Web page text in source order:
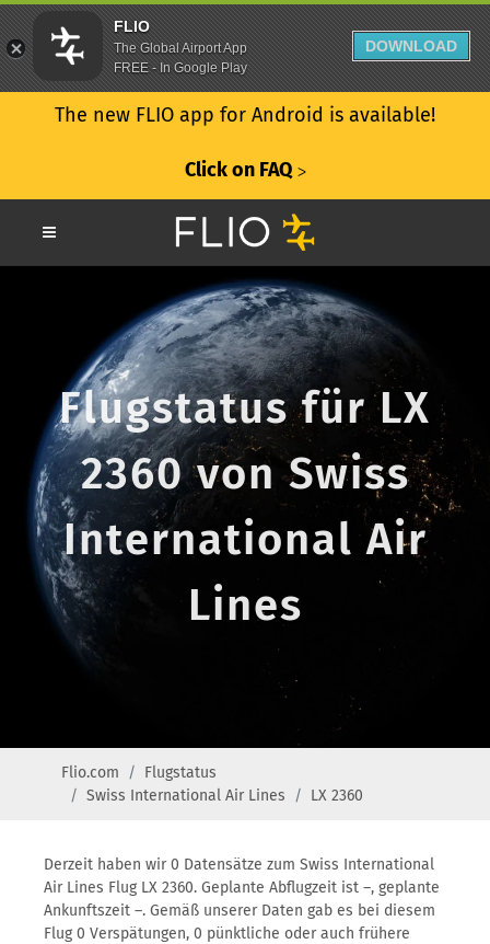
The new FLIO app for Android is available!
Click on FAQ ᐳ
Flugstatus für LX
2360 von Swiss
International Air
Lines
Flio.com
Flugstatus
Swiss International Air Lines
LX 2360
Derzeit haben wir 0 Datensätze zum Swiss International
Air Lines Flug LX 2360. Geplante Abflugzeit ist –, geplante
Ankunftszeit –. Gemäß unserer Daten gab es bei diesem
Flug 0 Verspätungen, 0 pünktliche oder auch frühere
FLIO
The Global Airport App
FREE - In Google Play
DOWNLOAD